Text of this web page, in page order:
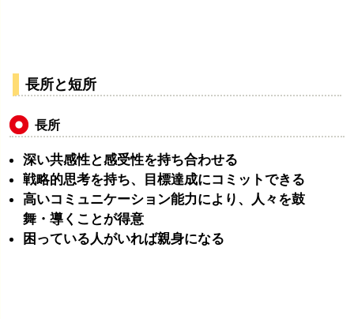
長所と短所
長所
深い共感性と感受性を持ち合わせる
戦略的思考を持ち、目標達成にコミットできる
高いコミュニケーション能力により、人々を鼓
舞・導くことが得意
困っている人がいれば親身になる